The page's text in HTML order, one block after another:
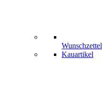
Wunschzettel
Kauartikel